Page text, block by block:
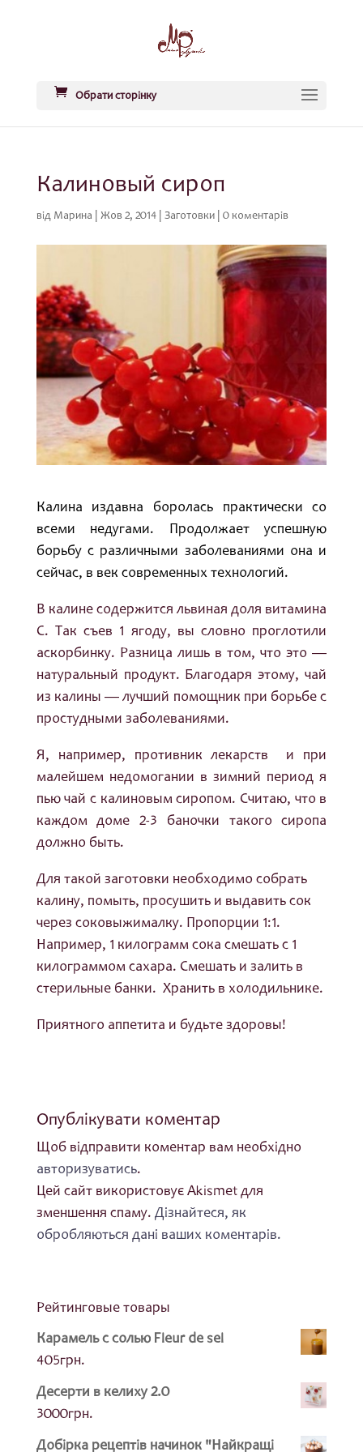
Обрати сторінку
Калиновый сироп
від Марина Жов 2, 2014| Заготовки| 0 коментарів
Калина издавна боролась практически со
всеми недугами. Продолжает успешную
борьбу с различными заболеваниями она и
сейчас, в век современных технологий.
В калине содержится львиная доля витамина
С. Так съев 1 ягоду, вы словно проглотили
аскорбинку. Разница лишь в том, что это —
натуральный продукт. Благодаря этому, чай
из калины — лучший помощник при борьбе с
простудными заболеваниями.
Я, например, противник лекарств и при
малейшем недомогании в зимний период я
пью чай с калиновым сиропом. Считаю, что в
каждом доме 2-3 баночки такого сиропа
должно быть.
Для такой заготовки необходимо собрать
калину, помыть, просушить и выдавить сок
через соковыжималку. Пропорции 1:1.
Например, 1 килограмм сока смешать с 1
килограммом сахара. Смешать и залить в
стерильные банки. Хранить в холодильнике.
Приятного аппетита и будьте здоровы!
Опублікувати коментар
Щоб відправити коментар вам необхідно
авторизуватись.
Цей сайт використовує Akismet для
зменшення спаму. Дізнайтеся, як
обробляються дані ваших коментарів.
Рейтинговые товары
Карамель с солью Fleur de sel
405грн.
Десерти в келиху 2.0
3000грн.
Добірка рецептів начинок "Найкращі